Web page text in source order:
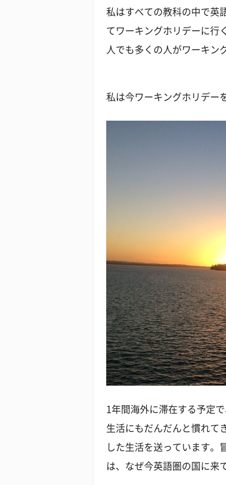
私はすべての教科の中で英
てワーキングホリデーに行
人でも多くの人がワーキン
私は今ワーキングホリデー
1年間海外に滞在する予定
生活にもだんだんと慣れて
した生活を送っています。
は、なぜ今英語圏の国に